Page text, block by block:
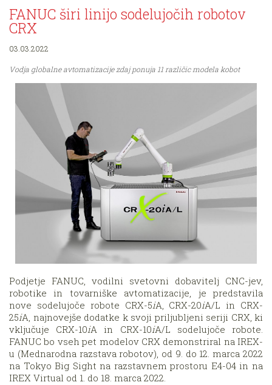
FANUC širi linijo sodelujočih robotov
CRX
03.03.2022
Vodja globalne avtomatizacije zdaj ponuja 11 različic modela kobot
Podjetje FANUC, vodilni svetovni dobavitelj CNC-jev,
robotike in tovarniške avtomatizacije, je predstavila
nove sodelujoče robote CRX-5iA, CRX-20iA/L in CRX-
25iA, najnovejše dodatke k svoji priljubljeni seriji CRX, ki
vključuje CRX-10iA in CRX-10iA/L sodelujoče robote.
FANUC bo vseh pet modelov CRX demonstriral na IREX-
u (Mednarodna razstava robotov), ​​od 9. do 12. marca 2022
na Tokyo Big Sight na razstavnem prostoru E4-04 in na
IREX Virtual od 1. do 18. marca 2022.